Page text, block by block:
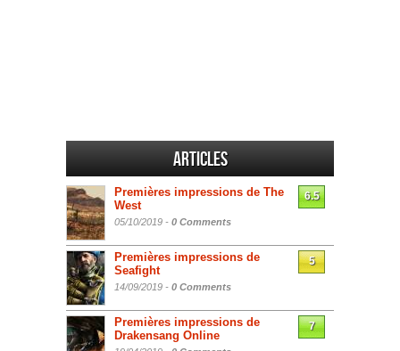
Articles
Premières impressions de The
West
05/10/2019 - 0 Comments
6.5
Premières impressions de
Seafight
14/09/2019 - 0 Comments
5
Premières impressions de
Drakensang Online
7